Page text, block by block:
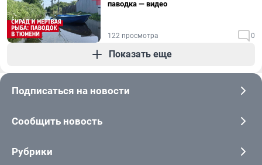
паводка — видео
122 просмотра 0
Показать еще
Подписаться на новости
Сообщить новость
Рубрики